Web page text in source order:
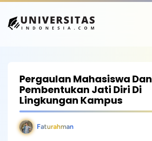
Pergaulan Mahasiswa Dan
Pembentukan Jati Diri Di
Lingkungan Kampus
Faturahman